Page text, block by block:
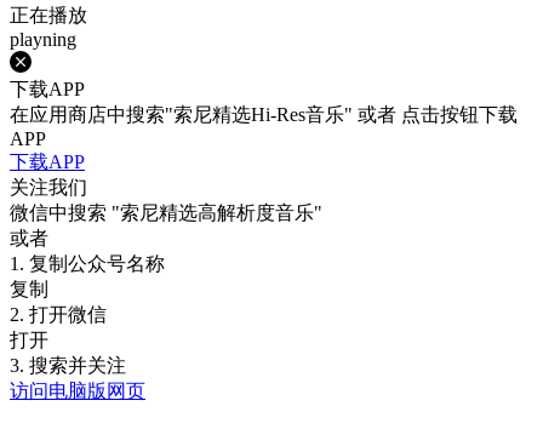
正在播放
playning
下载APP
在应用商店中搜索"索尼精选Hi-Res音乐" 或者 点击按钮下载
APP
下载APP
关注我们
微信中搜索 "索尼精选高解析度音乐"
或者
1. 复制公众号名称
复制
2. 打开微信
打开
3. 搜索并关注
访问电脑版网页